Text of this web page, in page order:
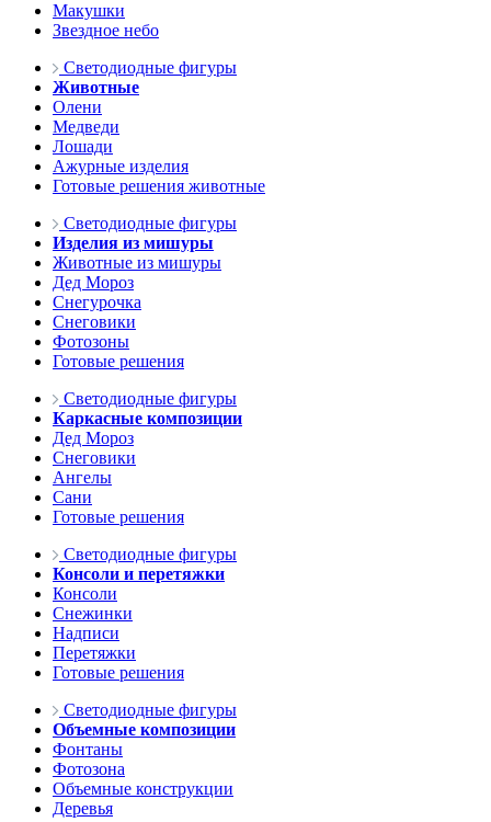
Макушки
Звездное небо
Светодиодные фигуры
Животные
Олени
Медведи
Лошади
Ажурные изделия
Готовые решения животные
Светодиодные фигуры
Изделия из мишуры
Животные из мишуры
Дед Мороз
Снегурочка
Снеговики
Фотозоны
Готовые решения
Светодиодные фигуры
Каркасные композиции
Дед Мороз
Снеговики
Ангелы
Сани
Готовые решения
Светодиодные фигуры
Консоли и перетяжки
Консоли
Снежинки
Надписи
Перетяжки
Готовые решения
Светодиодные фигуры
Объемные композиции
Фонтаны
Фотозона
Объемные конструкции
Деревья